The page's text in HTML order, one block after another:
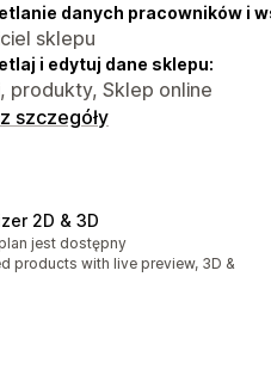
danych pracowników i
sklepu
i edytuj dane sklepu:
produkty, Sklep online
szczegóły
2D & 3D
92 jest dostępny
products with live preview, 3D &